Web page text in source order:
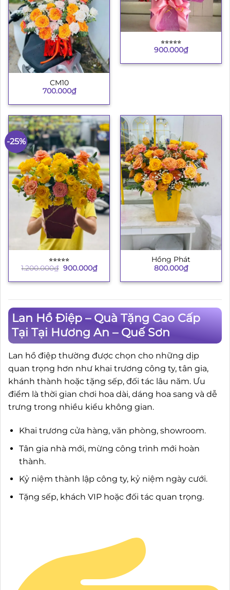
CM10
700.000₫
⭐︎⭐︎⭐︎⭐︎⭐︎
900.000₫
-25%
⭐︎⭐︎⭐︎⭐︎⭐︎
1.200.000₫ Giá
là:
900.000₫Giá
hiện
tại
Hồng Phát
800.000₫
Lan Hồ Điệp – Quà Tặng Cao Cấp
Tại Tại Hương An – Quế Sơn
Lan hồ điệp thường được chọn cho những dịp
quan trọng hơn như khai trương công ty, tân gia,
khánh thành hoặc tặng sếp, đối tác lâu năm. Ưu
điểm là thời gian chơi hoa dài, dáng hoa sang và dễ
trưng trong nhiều kiểu không gian.
Khai trương cửa hàng, văn phòng, showroom.
Tân gia nhà mới, mừng công trình mới hoàn
thành.
Kỷ niệm thành lập công ty, kỷ niệm ngày cưới.
Tặng sếp, khách VIP hoặc đối tác quan trọng.